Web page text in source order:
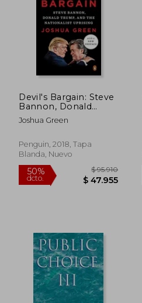
50%
dcto.
$ 133.353
$ 66.677
Devil's Bargain: Steve
Bannon, Donald
Trump, and the
Nationalist Uprising
Joshua Green
Penguin, 2018, Tapa
Blanda, Nuevo